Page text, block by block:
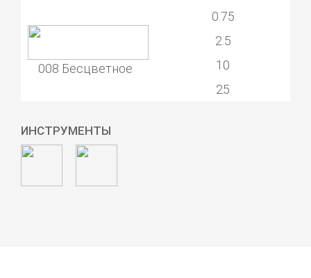
008 Бесцветное
0.75
2.5
10
25
ИНСТРУМЕНТЫ